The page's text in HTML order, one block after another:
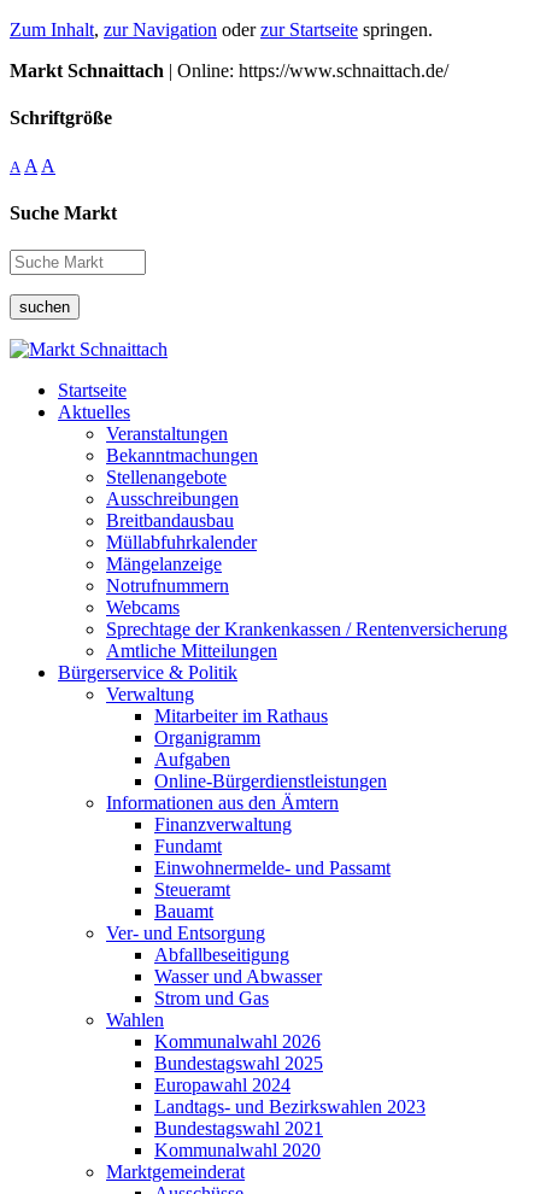
Zum Inhalt, zur Navigation oderzur Startseite springen.
Markt Schnaittach | Online: https://www.schnaittach.de/
Schriftgröße
A A A
Suche Markt
suchen
Startseite
Aktuelles
Veranstaltungen
Bekanntmachungen
Stellenangebote
Ausschreibungen
Breitbandausbau
Müllabfuhrkalender
Mängelanzeige
Notrufnummern
Webcams
Sprechtage der Krankenkassen / Rentenversicherung
Amtliche Mitteilungen
Bürgerservice & Politik
Verwaltung
Mitarbeiter im Rathaus
Organigramm
Aufgaben
Online-Bürgerdienstleistungen
Informationen aus den Ämtern
Finanzverwaltung
Fundamt
Einwohnermelde- und Passamt
Steueramt
Bauamt
Ver- und Entsorgung
Abfallbeseitigung
Wasser und Abwasser
Strom und Gas
Wahlen
Kommunalwahl 2026
Bundestagswahl 2025
Europawahl 2024
Landtags- und Bezirkswahlen 2023
Bundestagswahl 2021
Kommunalwahl 2020
Marktgemeinderat